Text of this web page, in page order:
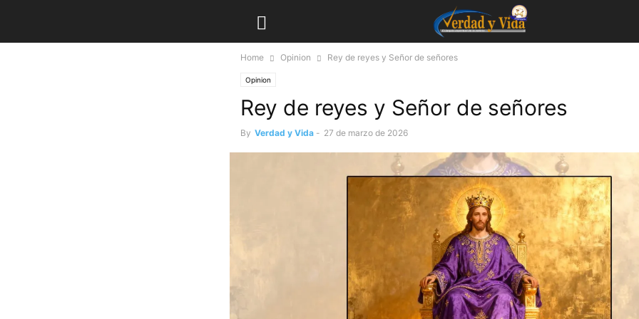
Home Opinion Rey de reyes y Señor de señores
Opinion
Rey de reyes y Señor de señores
By Verdad y Vida - 27 de marzo de 2026